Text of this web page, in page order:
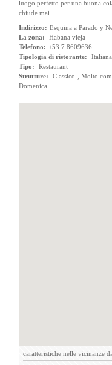
luogo perfetto per una buona
chiude mai.
Indirizzo: Esquina a Parado y
La zona:
Habana vieja
Telefono: +53 7 8609636
Tipologia di ristorante:
Italiana ,
Tipo:
Restaurant
Strutture:
Classico Molto
Domenica
caratteristiche nelle vicinanze